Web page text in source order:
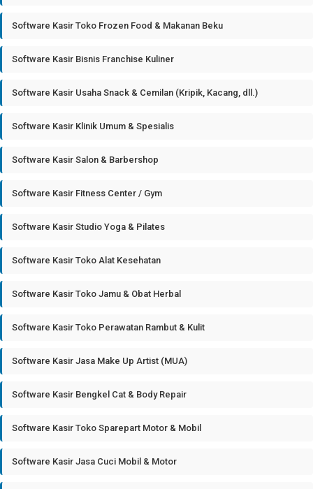
Software Kasir Toko Frozen Food & Makanan Beku
Software Kasir Bisnis Franchise Kuliner
Software Kasir Usaha Snack & Cemilan (Kripik, Kacang, dll.)
Software Kasir Klinik Umum & Spesialis
Software Kasir Salon & Barbershop
Software Kasir Fitness Center / Gym
Software Kasir Studio Yoga & Pilates
Software Kasir Toko Alat Kesehatan
Software Kasir Toko Jamu & Obat Herbal
Software Kasir Toko Perawatan Rambut & Kulit
Software Kasir Jasa Make Up Artist (MUA)
Software Kasir Bengkel Cat & Body Repair
Software Kasir Toko Sparepart Motor & Mobil
Software Kasir Jasa Cuci Mobil & Motor